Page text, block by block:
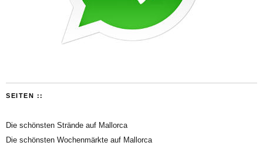
SEITEN ::
Die schönsten Strände auf Mallorca
Die schönsten Wochenmärkte auf Mallorca